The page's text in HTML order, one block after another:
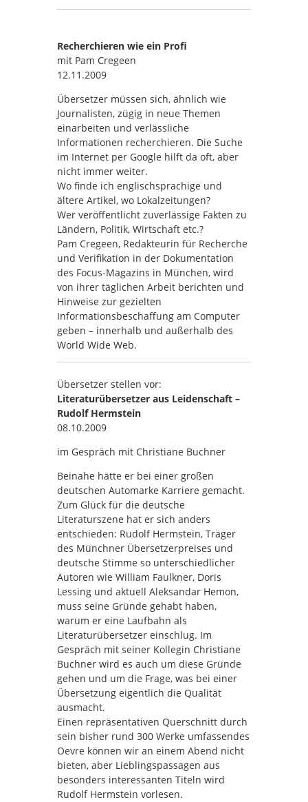
Recherchieren wie ein Profi
mit Pam Cregeen
12.11.2009
Übersetzer müssen sich, ähnlich wie
Journalisten, zügig in neue Themen
einarbeiten und verlässliche
Informationen recherchieren. Die Suche
im Internet per Google hilft da oft, aber
nicht immer weiter.
Wo finde ich englischsprachige und
ältere Artikel, wo Lokalzeitungen?
Wer veröffentlicht zuverlässige Fakten zu
Ländern, Politik, Wirtschaft etc.?
Pam Cregeen, Redakteurin für Recherche
und Verifikation in der Dokumentation
des Focus-Magazins in München, wird
von ihrer täglichen Arbeit berichten und
Hinweise zur gezielten
Informationsbeschaffung am Computer
geben – innerhalb und außerhalb des
World Wide Web.
Übersetzer stellen vor:
Literaturübersetzer aus Leidenschaft –
Rudolf Hermstein
08.10.2009
im Gespräch mit Christiane Buchner
Beinahe hätte er bei einer großen
deutschen Automarke Karriere gemacht.
Zum Glück für die deutsche
Literaturszene hat er sich anders
entschieden: Rudolf Hermstein, Träger
des Münchner Übersetzerpreises und
deutsche Stimme so unterschiedlicher
Autoren wie William Faulkner, Doris
Lessing und aktuell Aleksandar Hemon,
muss seine Gründe gehabt haben,
warum er eine Laufbahn als
Literaturübersetzer einschlug. Im
Gespräch mit seiner Kollegin Christiane
Buchner wird es auch um diese Gründe
gehen und um die Frage, was bei einer
Übersetzung eigentlich die Qualität
ausmacht.
Einen repräsentativen Querschnitt durch
sein bisher rund 300 Werke umfassendes
Oevre können wir an einem Abend nicht
bieten, aber Lieblingspassagen aus
besonders interessanten Titeln wird
Rudolf Hermstein vorlesen.